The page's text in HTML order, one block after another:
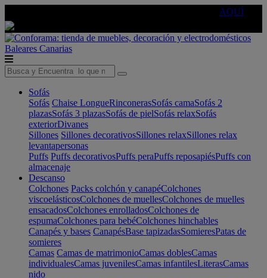
AQUÍ
Baleares Canarias
Sofás
Sofás Chaise LongueRinconerasSofás camaSofás 2
plazasSofás 3 plazasSofás de pielSofás relaxSofás
exteriorDivanes
Sillones Sillones decorativosSillones relaxSillones relax
levantapersonas
Puffs Puffs decorativosPuffs peraPuffs reposapiésPuffs con
almacenaje
Descanso
Colchones Packs colchón y canapéColchones
viscoelásticosColchones de muellesColchones de muelles
ensacadosColchones enrolladosColchones de
espumaColchones para bebéColchones hinchables
Canapés y bases CanapésBase tapizadasSomieresPatas de
somieres
Camas Camas de matrimonioCamas doblesCamas
individualesCamas juvenilesCamas infantilesLiterasCamas
nido